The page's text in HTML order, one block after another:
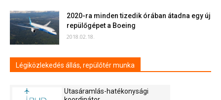
2020-ra minden tizedik órában átadna egy új
repülőgépet a Boeing
2018.02.18.
Légiközlekedés állás, repülőtér munka
Utasáramlás-hatékonysági